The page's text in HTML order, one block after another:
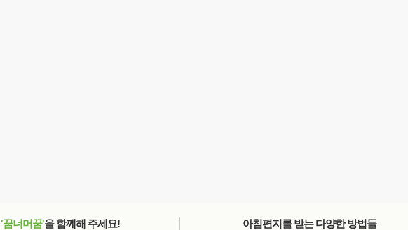
'꿈너머꿈'을 함께해 주세요! 아침편지를 받는 다양한 방법들